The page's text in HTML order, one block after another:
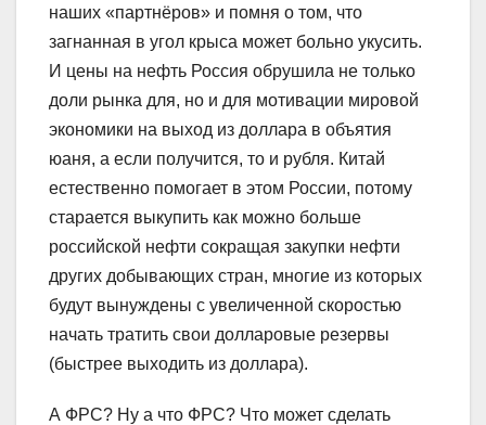
наших «партнёров» и помня о том, что
загнанная в угол крыса может больно укусить.
И цены на нефть Россия обрушила не только
доли рынка для, но и для мотивации мировой
экономики на выход из доллара в объятия
юаня, а если получится, то и рубля. Китай
естественно помогает в этом России, потому
старается выкупить как можно больше
российской нефти сокращая закупки нефти
других добывающих стран, многие из которых
будут вынуждены с увеличенной скоростью
начать тратить свои долларовые резервы
(быстрее выходить из доллара).
А ФРС? Ну а что ФРС? Что может сделать